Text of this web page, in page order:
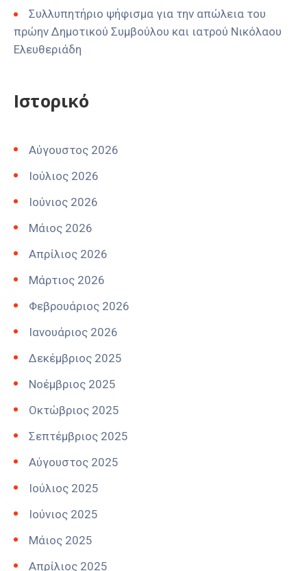
Συλλυπητήριο ψήφισμα για την απώλεια του
πρώην Δημοτικού Συμβούλου και ιατρού Νικόλαου
Ελευθεριάδη
Ιστορικό
Αύγουστος 2026
Ιούλιος 2026
Ιούνιος 2026
Μάιος 2026
Απρίλιος 2026
Μάρτιος 2026
Φεβρουάριος 2026
Ιανουάριος 2026
Δεκέμβριος 2025
Νοέμβριος 2025
Οκτώβριος 2025
Σεπτέμβριος 2025
Αύγουστος 2025
Ιούλιος 2025
Ιούνιος 2025
Μάιος 2025
Απρίλιος 2025